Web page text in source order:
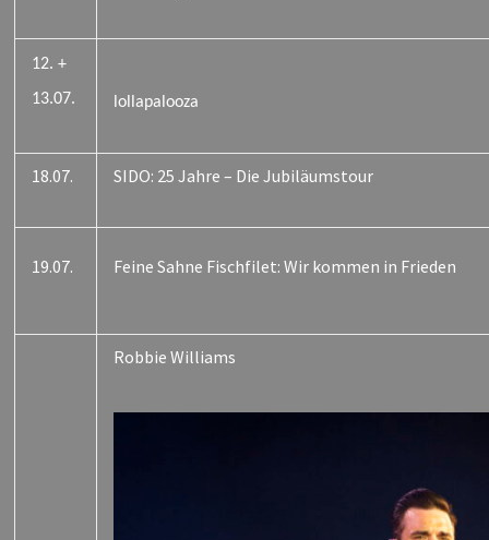
12. +
13.07.
lollapalooza
18.07. SIDO: 25 Jahre – Die Jubiläumstour
19.07. Feine Sahne Fischfilet: Wir kommen in Frieden
Robbie Williams